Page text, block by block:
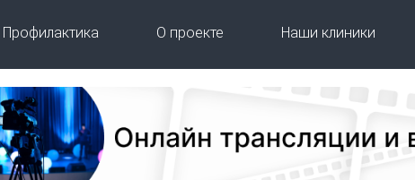
Профилактика О проекте Наши клиники